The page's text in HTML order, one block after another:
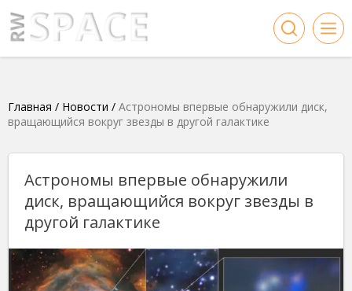
Главная / Новости / Астрономы впервые обнаружили диск,
вращающийся вокруг звезды в другой галактике
Астрономы впервые обнаружили
диск, вращающийся вокруг звезды в
другой галактике